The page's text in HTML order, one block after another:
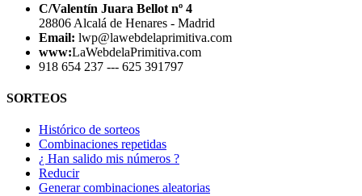
C/Valentín Juara Bellot nº 4
28806 Alcalá de Henares - Madrid
Email: lwp@lawebdelaprimitiva.com
www:LaWebdelaPrimitiva.com
918 654 237 --- 625 391797
SORTEOS
Histórico de sorteos
Combinaciones repetidas
¿ Han salido mis números ?
Reducir
Generar combinaciones aleatorias